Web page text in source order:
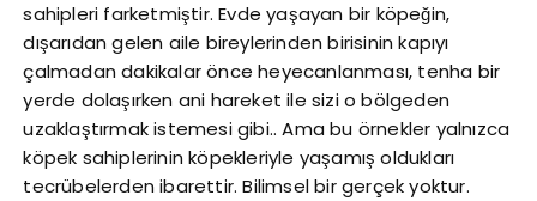
sahipleri farketmiştir. Evde yaşayan bir köpeğin,
dışarıdan gelen aile bireylerinden birisinin kapıyı
çalmadan dakikalar önce heyecanlanması, tenha bir
yerde dolaşırken ani hareket ile sizi o bölgeden
uzaklaştırmak istemesi gibi.. Ama bu örnekler yalnızca
köpek sahiplerinin köpekleriyle yaşamış oldukları
tecrübelerden ibarettir. Bilimsel bir gerçek yoktur.